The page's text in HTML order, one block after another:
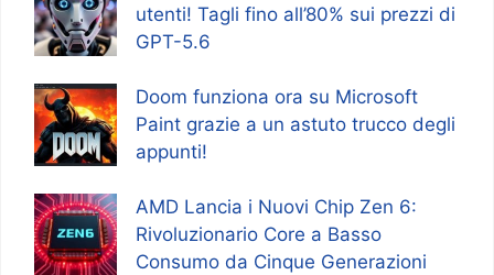
utenti! Tagli fino all’80% sui prezzi di
GPT-5.6
Doom funziona ora su Microsoft
Paint grazie a un astuto trucco degli
appunti!
AMD Lancia i Nuovi Chip Zen 6:
Rivoluzionario Core a Basso
Consumo da Cinque Generazioni